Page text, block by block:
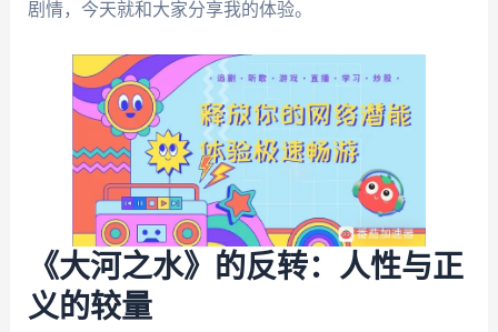
剧情，今天就和大家分享我的体验。
《大河之水》的反转：人性与正
义的较量